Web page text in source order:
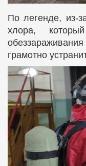
По легенде, из-
хлора,
грамотно